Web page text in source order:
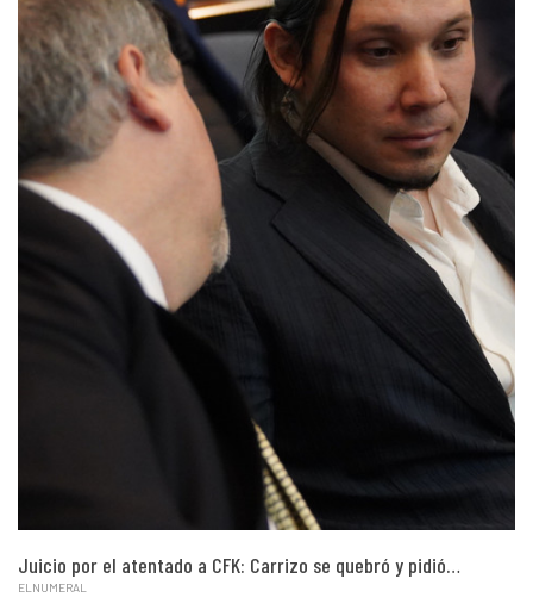
Juicio por el atentado a CFK: Carrizo se quebró y pidió…
ELNUMERAL